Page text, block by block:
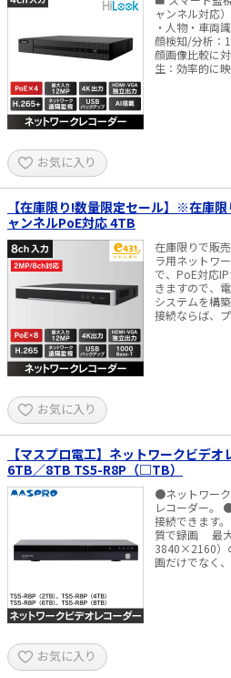
仕様 最大IPカ
コード能力：
(30 fps) /
fps) /
fps) ネットワ
電源 AC100
ター・ディス
す。 ※一部の
け付けず、画
■付属品■ 本体
はハードディ
SATA形式の録
ケーブル（2ｍ
ャンネル対応
・人物・車両
顔検知/分析：
顔画像比較に
生：効率的に映像確認が
約75％削減
再生 ・
載：LANケー
ーサネットポ
■仕様 IPカメ
生：最大4ch
比較、顔の検
H.265+ /
幅：最大
バックアップ
アダプタ付属
量：
続を推奨して
編 → ダウ
定編 → ダウ
かんたんガイ
さい 詳細取
■Windows用
フト → ダウ
お気に入り
【在庫限り!数量限定セール】※在
ャンネルPoE対応 4TB
在庫限りで販売終
ラ用ネットワ
で、PoE対応
きますので、
システムを構
接続ならば、
出来ます。 ■
は、HDMI・
最大４K（
最大IPカメラ
能力：1-
/ 4-ch@4MP
トワーク遠隔
H.265Pro+/
能対応 電源
費電力 1５W
寸法：
下（HDDは、除く） 【映像出力に
ニター・ディ
す。 ※一部の
■付属品■ 本
お気に入り
【マスプロ電工】ネットワークビデ
6TB／8TB TS5-R8P（□TB）
●ネットワー
レコーダー。
接続できます
質で録画 最
3840×2160）
画だけでなく
を組合せて設
できます。 ●
ン再生が可能
を USB に接
お気に入り